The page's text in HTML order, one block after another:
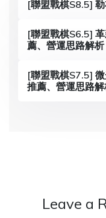
[聯盟戰棋S8.5]
[聯盟戰棋S6.5]
薦、營運思路解析
[聯盟戰棋S7.5]
推薦、營運思路
Leave a